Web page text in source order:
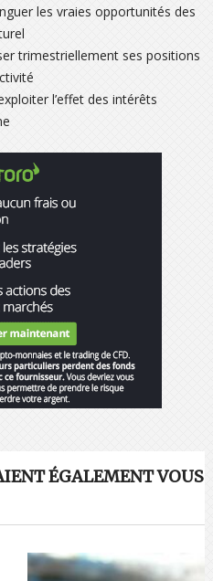
les vraies opportunités des
trimestriellement ses positions
l’effet des intérêts
ÉGALEMENT VOUS